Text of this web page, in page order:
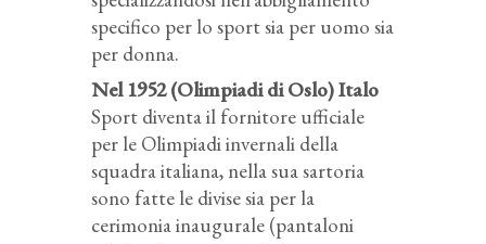
specifico per lo sport sia per uomo sia
per donna.
Nel 1952 (Olimpiadi di Oslo) Italo
Sport diventa il fornitore ufficiale
per le Olimpiadi invernali della
squadra italiana, nella sua sartoria
sono fatte le divise sia per la
cerimonia inaugurale (pantaloni